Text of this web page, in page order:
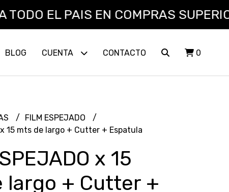
PAIS EN COMPRAS SUPERIORES A
BLOG CUENTA CONTACTO 0
FILM ESPEJADO
x 15 mts de largo + Cutter + Espatula
x 15
largo + Cutter +